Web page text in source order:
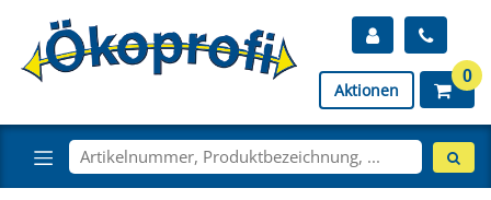
Aktionen
0